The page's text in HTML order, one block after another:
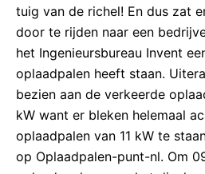
tuig van de richel! En dus zat
door te rijden naar een
het Ingenieursbureau Invent
oplaadpalen heeft staan.
bezien aan de verkeerde
kW want er bleken helemaal
oplaadpalen van 11 kW te
op Oplaadpalen-punt-nl. Om